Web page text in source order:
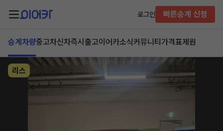
로그인 빠른승계 신청
승계차량중고차신차즉시출고이어카소식커뮤니티 가격표제원
리스